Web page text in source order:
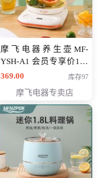
摩飞电器养生壶MF-
YSH-A1 会员专享价198
元
369.00 库存97
摩飞电器专卖店